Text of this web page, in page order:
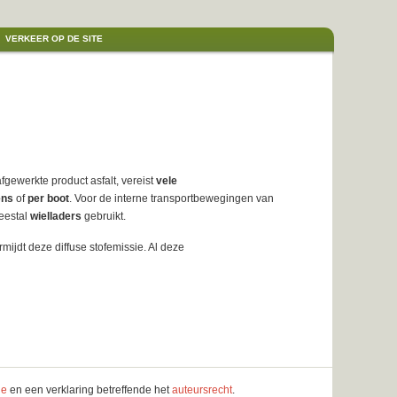
VERKEER OP DE SITE
product asfalt, vereistvele
ofper boot. Voor de interne transportbewegingen van
wielladers gebruikt.
deze diffuse stofemissie. Al deze
en een verklaring betreffende hetauteursrecht.